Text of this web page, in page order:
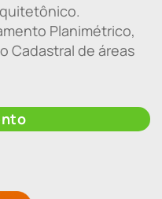
Planimétrico,
Cadastral de áreas